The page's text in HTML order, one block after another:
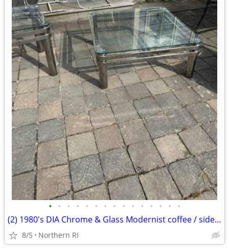
• • • • • • • • • • • • • • •
(2) 1980's DIA Chrome & Glass Modernist coffee / side table B49
8/5 Northern RI